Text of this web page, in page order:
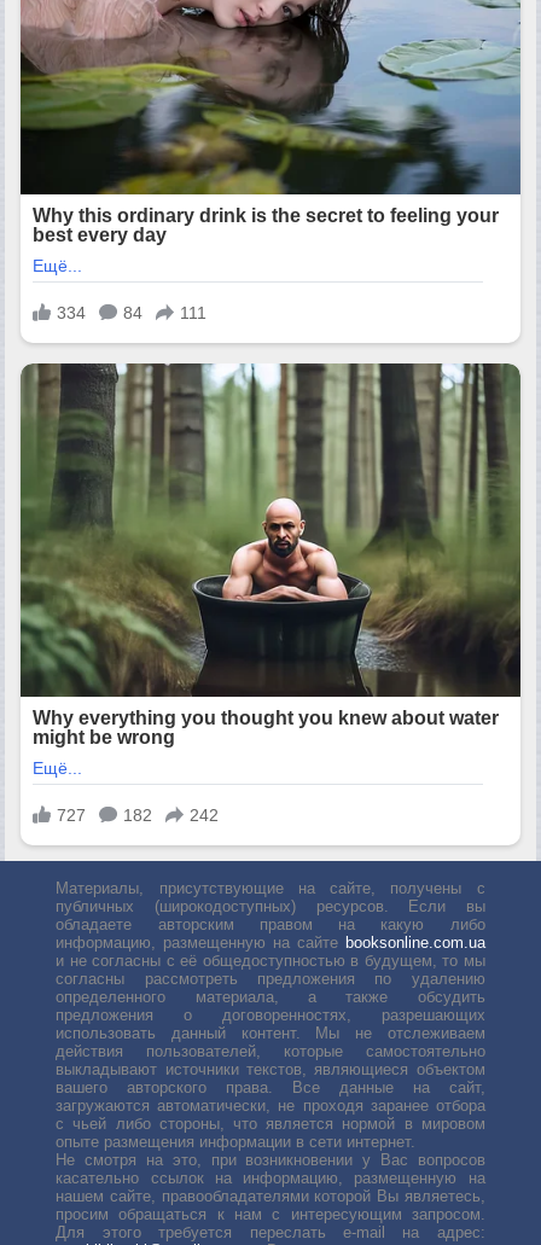
Материалы, присутствующие на сайте, получены с
публичных (широкодоступных) ресурсов. Если вы
обладаете авторским правом на какую либо
информацию, размещенную на сайте booksonline.com.ua
и не согласны с её общедоступностью в будущем, то мы
согласны рассмотреть предложения по удалению
определенного материала, а также обсудить
предложения о договоренностях, разрешающих
использовать данный контент. Мы не отслеживаем
действия пользователей, которые самостоятельно
выкладывают источники текстов, являющиеся объектом
вашего авторского права. Все данные на сайт,
загружаются автоматически, не проходя заранее отбора
с чьей либо стороны, что является нормой в мировом
опыте размещения информации в сети интернет.
Не смотря на это, при возникновении у Вас вопросов
касательно ссылок на информацию, размещенную на
нашем сайте, правообладателями которой Вы являетесь,
просим обращаться к нам с интересующим запросом.
Для этого требуется переслать е-mail на адрес: